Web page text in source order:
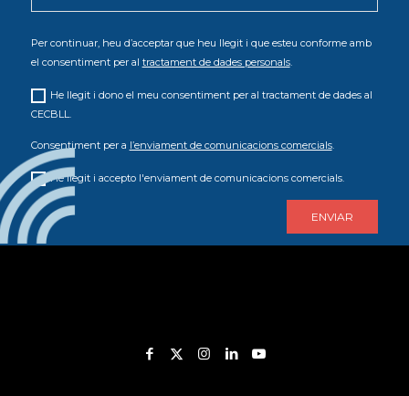
Per continuar, heu d’acceptar que heu llegit i que esteu conforme amb
el consentiment per al tractament de dades personals.
He llegit i dono el meu consentiment per al tractament de dades al
CECBLL.
Consentiment per a l’enviament de comunicacions comercials.
He llegit i accepto l'enviament de comunicacions comercials.